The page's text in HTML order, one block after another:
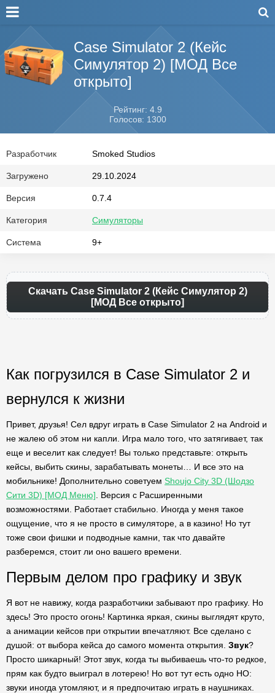
Case Simulator 2 (Кейс
Симулятор 2) [МОД Все
открыто]
Рейтинг: 4.9
Голосов: 1300
Разработчик Smoked Studios
Загружено 29.10.2024
Версия 0.7.4
Категория Симуляторы
Система 9+
Скачать Case Simulator 2 (Кейс Симулятор 2)
[МОД Все открыто]
Как погрузился в Case Simulator 2 и
вернулся к жизни
Привет, друзья! Сел вдруг играть в Case Simulator 2 на Android и
не жалею об этом ни капли. Игра мало того, что затягивает, так
еще и веселит как следует! Вы только представьте: открыть
кейсы, выбить скины, зарабатывать монеты… И все это на
мобильнике! Дополнительно советуем Shoujo City 3D (Шодзо
Сити 3D) [МОД Меню] . Версия с Расширенными
возможностями. Работает стабильно. Иногда у меня такое
ощущение, что я не просто в симуляторе, а в казино! Но тут
тоже свои фишки и подводные камни, так что давайте
разберемся, стоит ли оно вашего времени.
Первым делом про графику и звук
Я вот не навижу, когда разработчики забывают про графику. Но
здесь! Это просто огонь! Картинка яркая, скины выглядят круто,
а анимации кейсов при открытии впечатляют. Все сделано с
душой: от выбора кейса до самого момента открытия. Звук?
Просто шикарный! Этот звук, когда ты выбиваешь что-то редкое,
прям как будто выиграл в лотерею! Но вот тут есть одно НО:
звуки иногда утомляют, и я предпочитаю играть в наушниках.